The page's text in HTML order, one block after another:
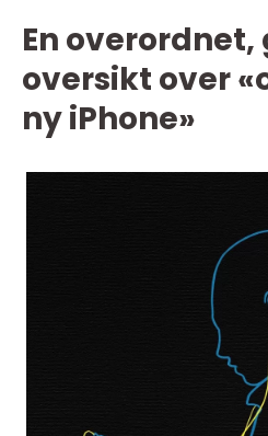
En
oversikt over
ny iPhone»